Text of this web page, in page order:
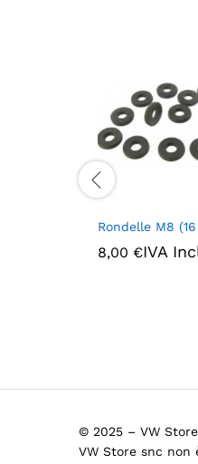
Rondelle M8
8,00 €IVA
© 2025 – VW
VW Store snc non